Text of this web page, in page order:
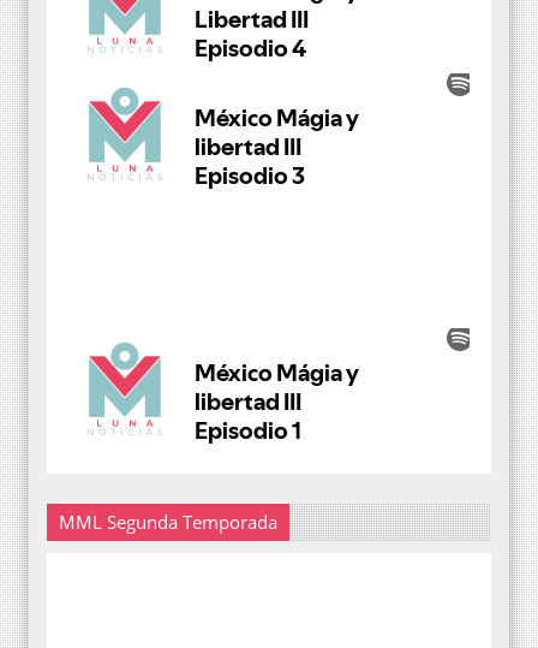
MML Segunda Temporada